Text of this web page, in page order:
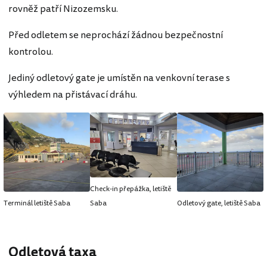
rovněž patří Nizozemsku.
Před odletem se neprochází žádnou bezpečnostní
kontrolou.
Jediný odletový gate je umístěn na venkovní terase s
výhledem na přistávací dráhu.
Terminál letiště Saba
Check-in přepážka, letiště
Saba
Odletový gate, letiště Saba